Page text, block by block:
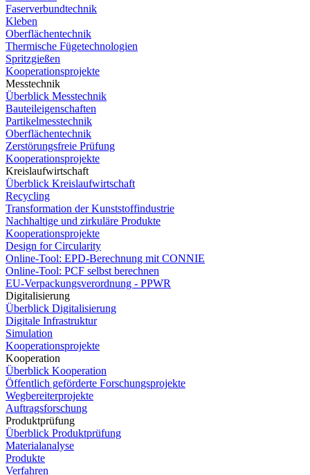
Faserverbundtechnik
Kleben
Oberflächentechnik
Thermische Fügetechnologien
Spritzgießen
Kooperationsprojekte
Messtechnik
Überblick Messtechnik
Bauteileigenschaften
Partikelmesstechnik
Oberflächentechnik
Zerstörungsfreie Prüfung
Kooperationsprojekte
Kreislaufwirtschaft
Überblick Kreislaufwirtschaft
Recycling
Transformation der Kunststoffindustrie
Nachhaltige und zirkuläre Produkte
Kooperationsprojekte
Design for Circularity
Online-Tool: EPD-Berechnung mit CONNIE
Online-Tool: PCF selbst berechnen
EU-Verpackungsverordnung - PPWR
Digitalisierung
Überblick Digitalisierung
Digitale Infrastruktur
Simulation
Kooperationsprojekte
Kooperation
Überblick Kooperation
Öffentlich geförderte Forschungsprojekte
Wegbereiterprojekte
Auftragsforschung
Produktprüfung
Überblick Produktprüfung
Materialanalyse
Produkte
Verfahren